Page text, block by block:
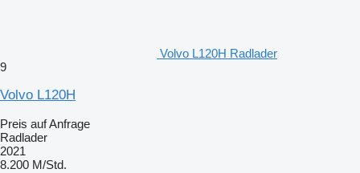
Volvo L120H Radlader
9
Volvo L120H
Preis auf Anfrage
Radlader
2021
8.200 M/Std.